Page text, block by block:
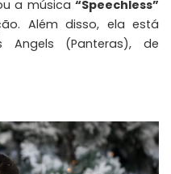
a música “Speechless”
Além disso, ela está
Angels (Panteras), de